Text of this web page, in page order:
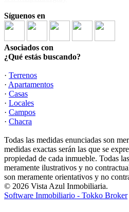
Síguenos en
Asociados con
¿Qué estás buscando?
· Terrenos
· Apartamentos
· Casas
· Locales
· Campos
· Chacra
Todas las medidas enunciadas son
medidas exactas serán las que se
propiedad de cada inmueble. Todas
meramente ilustrativos y no
son meramente orientativos y no
© 2026 Vista Azul Inmobiliaria.
Software Inmobiliario - Tokko Broker